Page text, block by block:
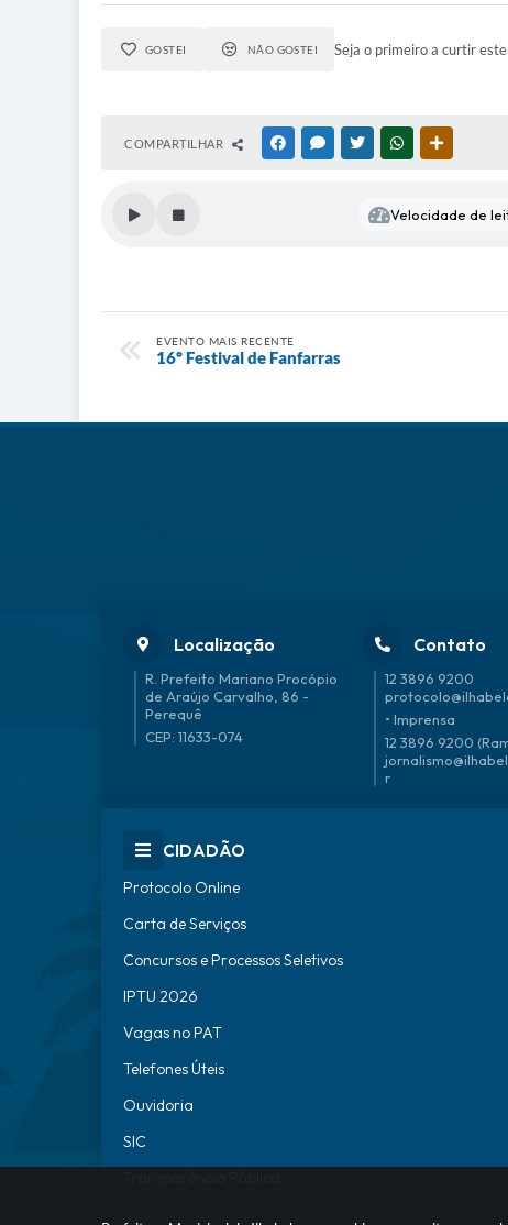
GOSTEI NÃO GOSTEI Seja o primeiro a curtir
COMPARTILHAR FACEBOOKMESSENGER
TWITTERWHATSAPP
Velocidade de
EVENTO MAIS RECENTE
16º Festival de Fanfarras
Localização
R. Prefeito Mariano Procópio
de Araújo Carvalho, 86 -
Perequê
CEP: 11633-074
Contato
12 3896 9200
• Imprensa
12 3896 9200
r
CIDADÃO
Protocolo Online
Carta de Serviços
Concursos e Processos Seletivos
IPTU 2026
Vagas no PAT
Telefones Úteis
Ouvidoria
SIC